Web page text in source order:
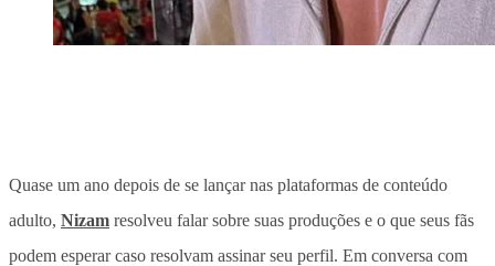
Quase um ano depois de se lançar nas plataformas de conteúdo
adulto, Nizam resolveu falar sobre suas produções e o que seus fãs
podem esperar caso resolvam assinar seu perfil. Em conversa com